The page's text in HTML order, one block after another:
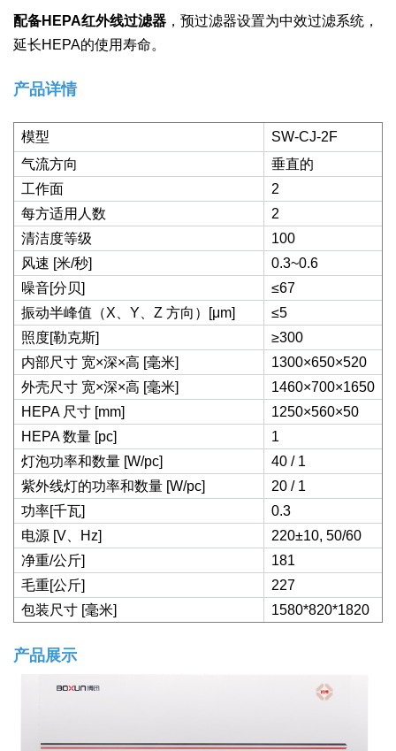
配备HEPA红外线过滤器 ，预过滤器设置为中效过滤系统，
延长HEPA的使用寿命。
产品详情
模型
SW-CJ-2F
气流方向
垂直的
工作面
2
每方适用人数
2
清洁度等级
100
风速 [米/秒]
0.3~0.6
噪音[分贝]
≤67
振动半峰值（X、Y、Z 方向）[μm]
≤5
照度[勒克斯]
≥300
内部尺寸 宽×深×高 [毫米]
1300×650×520
外壳尺寸 宽×深×高 [毫米]
1460×700×1650
HEPA 尺寸 [mm]
1250×560×50
HEPA 数量 [pc]
1
灯泡功率和数量 [W/pc]
40 / 1
紫外线灯的功率和数量 [W/pc]
20 / 1
功率[千瓦]
0.3
电源 [V、Hz]
220±10, 50/60
净重/公斤]
181
毛重[公斤]
227
包装尺寸 [毫米]
1580*820*1820
产品展示